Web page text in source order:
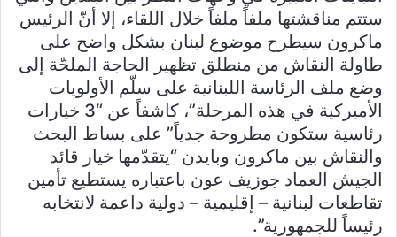
ستتم مناقشتها ملفاً ملفاً خلال اللقاء، إلا أنّ الرئيس
ماكرون سيطرح موضوع لبنان بشكل واضح على
طاولة النقاش من منطلق تظهير الحاجة الملحّة إلى
وضع ملف الرئاسة اللبنانية على سلّم الأولويات
الأميركية في هذه المرحلة”، كاشفاً عن “3 خيارات
رئاسية ستكون مطروحة جدياً” على بساط البحث
والنقاش بين ماكرون وبايدن “يتقدّمها خيار قائد
الجيش العماد جوزيف عون باعتباره يستطيع تأمين
تقاطعات لبنانية – إقليمية – دولية داعمة لانتخابه
رئيساً للجمهورية”.